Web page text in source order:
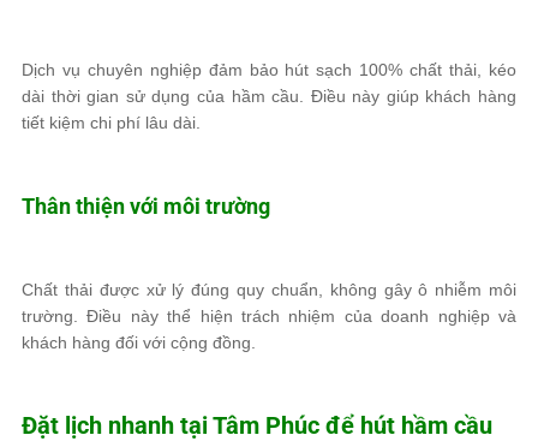
Dịch vụ chuyên nghiệp đảm bảo hút sạch 100% chất thải, kéo
dài thời gian sử dụng của hầm cầu. Điều này giúp khách hàng
tiết kiệm chi phí lâu dài.
Thân thiện với môi trường
Chất thải được xử lý đúng quy chuẩn, không gây ô nhiễm môi
trường. Điều này thể hiện trách nhiệm của doanh nghiệp và
khách hàng đối với cộng đồng.
Đặt lịch nhanh tạiTâm Phúc để hút hầm cầu